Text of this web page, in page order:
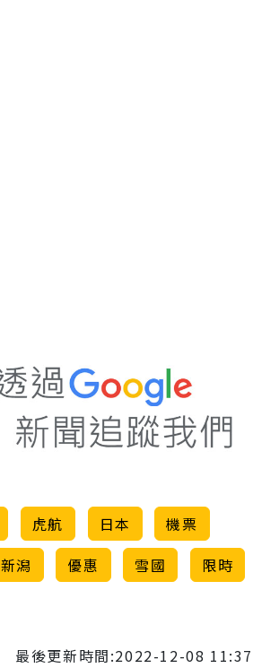
虎航 日本
機票
新潟 優惠 雪國 限時
最後更新時間:2022-12-08 11:37